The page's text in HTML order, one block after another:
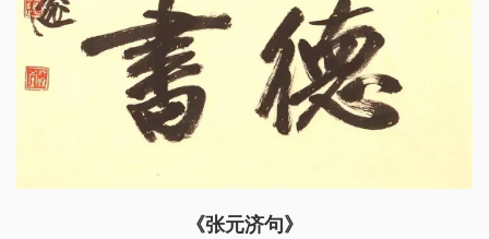
《张元济句》